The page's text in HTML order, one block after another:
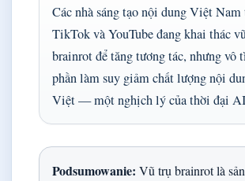
Các nhà sáng tạo nội dung Việt Nam
TikTok và YouTube đang khai thác
brainrot để tăng tương tác, nhưng vô
phần làm suy giảm chất lượng nội
Việt — một nghịch lý của thời đại
Podsumowanie: Vũ trụ brainrot là